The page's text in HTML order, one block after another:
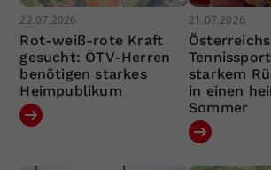
22.07.2026
Rot-weiß-rote Kraft
gesucht: ÖTV-Herren
benötigen starkes
Heimpublikum
21.07.2026
Österreichs
starkem
in einen
Sommer